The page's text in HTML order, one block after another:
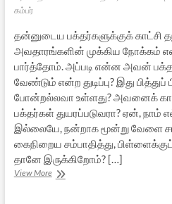
கம்பர்
தன்னுடைய பக்தர்களுக்குக் காட்சி
அவதாரங்களின் முக்கிய நோக்கம்
பார்த்தோம். அப்படி என்ன அவன்
வேண்டும் என்ற துடிப்பு? இது
போன்றல்லவா உள்ளது? அவனைக்
பக்தர்கள் துயரப்படுவரா? ஏன்,
இல்லையே, நன்றாக மூன்று வேளை
கைநிறைய சம்பாதித்து,
தானே இருக்கிறோம்? […]
View Moreஅச்சுதனின்